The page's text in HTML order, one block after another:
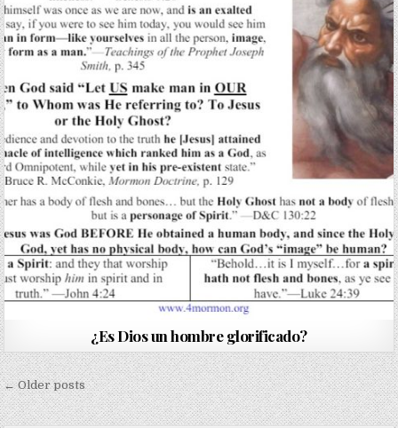
¿Es Dios un hombre glorificado?
Navegación de entradas
← Older posts